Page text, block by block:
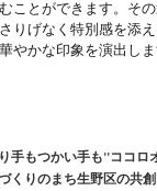
ことができます。そ
りげなく特別感を添
やかな印象を演出しま
手もつかい手も”ココロ
くりのまち生野区の共